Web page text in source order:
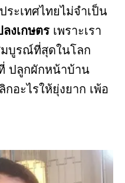
ระเทศไทยไม่จำเป็น
งเกษตร เพราะเรา
บูรณ์ที่สุดในโลก
ปลูกผักหน้าบ้าน
อะไรให้ยุ่งยาก เพ้อ